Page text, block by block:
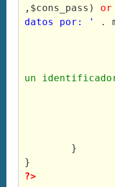
,$cons_pass) or
datos por: '
.
un
?>